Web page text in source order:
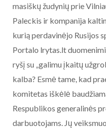
masiškų žudynių prie
Paleckis ir kompanija
kurią perdavinėjo Rusijos
Portalo lrytas.lt
ryšį su „galimu įkaitų
kalba? Esmė tame, kad
komitetas iškėlė
Respublikos generalinės
darbuotojams. Jų